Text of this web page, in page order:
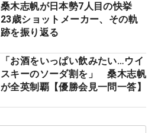
桑木志帆が日本勢7人目の快挙
23歳ショットメーカー、その軌
跡を振り返る
「お酒をいっぱい飲みたい…ウイ
スキーのソーダ割を」 桑木志帆
が全英制覇【優勝会見一問一答】